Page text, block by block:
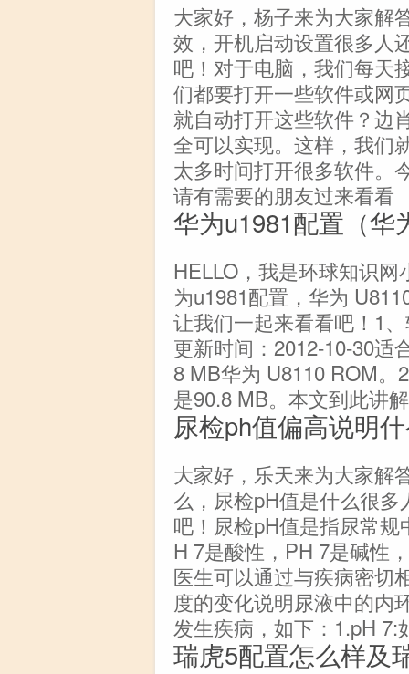
大家好，杨子来为大家解
效，开机启动设置很多人
吧！对于电脑，我们每天
们都要打开一些软件或网
就自动打开这些软件？边
全可以实现。这样，我们
太多时间打开很多软件。
请有需要的朋友过来看看
华为u1981配置（华
HELLO，我是环球知识
为u1981配置，华为
让我们一起来看看吧！1
更新时间：2012-10-30适
8 MB华为 U8110 ROM
是90.8 MB。本文到此讲
尿检ph值偏高说明
大家好，乐天来为大家解
么，尿检pH值是什么很
吧！尿检pH值是指尿常
H 7是酸性，PH 7是碱性
医生可以通过与疾病密切
度的变化说明尿液中的内
发生疾病，如下：1.pH
瑞虎5配置怎么样及